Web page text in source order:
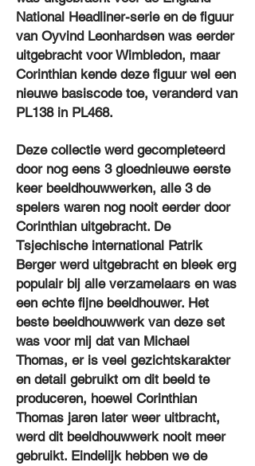
National Headliner-serie en de figuur
van Oyvind Leonhardsen was eerder
uitgebracht voor Wimbledon, maar
Corinthian kende deze figuur wel een
nieuwe basiscode toe, veranderd van
PL138 in PL468.
Deze collectie werd gecompleteerd
door nog eens 3 gloednieuwe eerste
keer beeldhouwwerken, alle 3 de
spelers waren nog nooit eerder door
Corinthian uitgebracht. De
Tsjechische international Patrik
Berger werd uitgebracht en bleek erg
populair bij alle verzamelaars en was
een echte fijne beeldhouwer. Het
beste beeldhouwwerk van deze set
was voor mij dat van Michael
Thomas, er is veel gezichtskarakter
en detail gebruikt om dit beeld te
produceren, hoewel Corinthian
Thomas jaren later weer uitbracht,
werd dit beeldhouwwerk nooit meer
gebruikt. Eindelijk hebben we de